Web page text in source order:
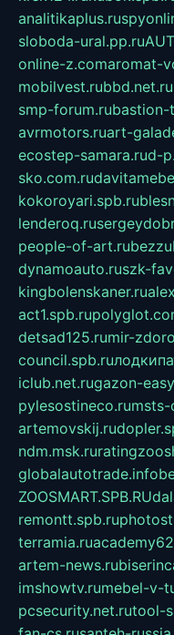
analitikaplus.ru
sloboda-ural.pp.ru
online-z.comaromat-
mobilvest.rubbd.net.ru
smp-forum.rubastion-
avrmotors.ruart-
ecostep-samara.rud-
sko.com.ru
kokoroyari.spb.ru
lenderoq.ru
people-of-art.ru
dynamoauto.ruszk-
kingbolenskaner.ru
act1.spb.ru
detsad125.rumir-
council.spb.ru
iclub.net.rugazon-
pylesostineco.rumsts-
artemovskij.ru
ndm.msk.ru
globalautotrade.info
ZOOSMART.SPB.RU
remontt.spb.ru
terramia.ru
artem-news.ru
imshowtv.rumebel-v-
pcsecurity.net.rutool-